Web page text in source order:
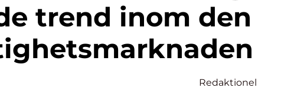
trend inom den
Redaktionel